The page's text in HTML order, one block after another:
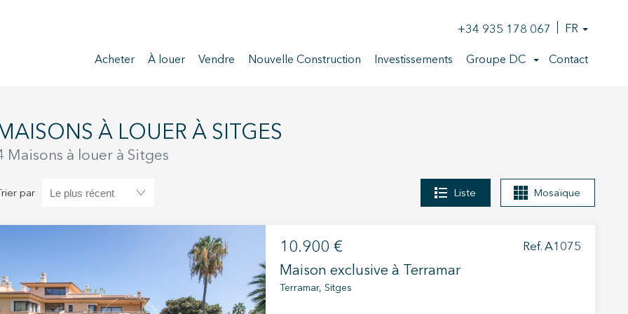
+34 935 178 067 FR
Acheter À louer Vendre Nouvelle Construction Investissements Groupe DC Contact
MAISONS À LOUER À SITGES
Maisons à louer à Sitges
par Liste Mosaïque
10.900 € Ref. A1075
Maison exclusive à Terramar
Terramar, Sitges